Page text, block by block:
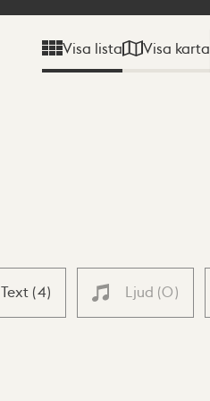
Visa lista Visa karta
Text (4) Ljud (0)